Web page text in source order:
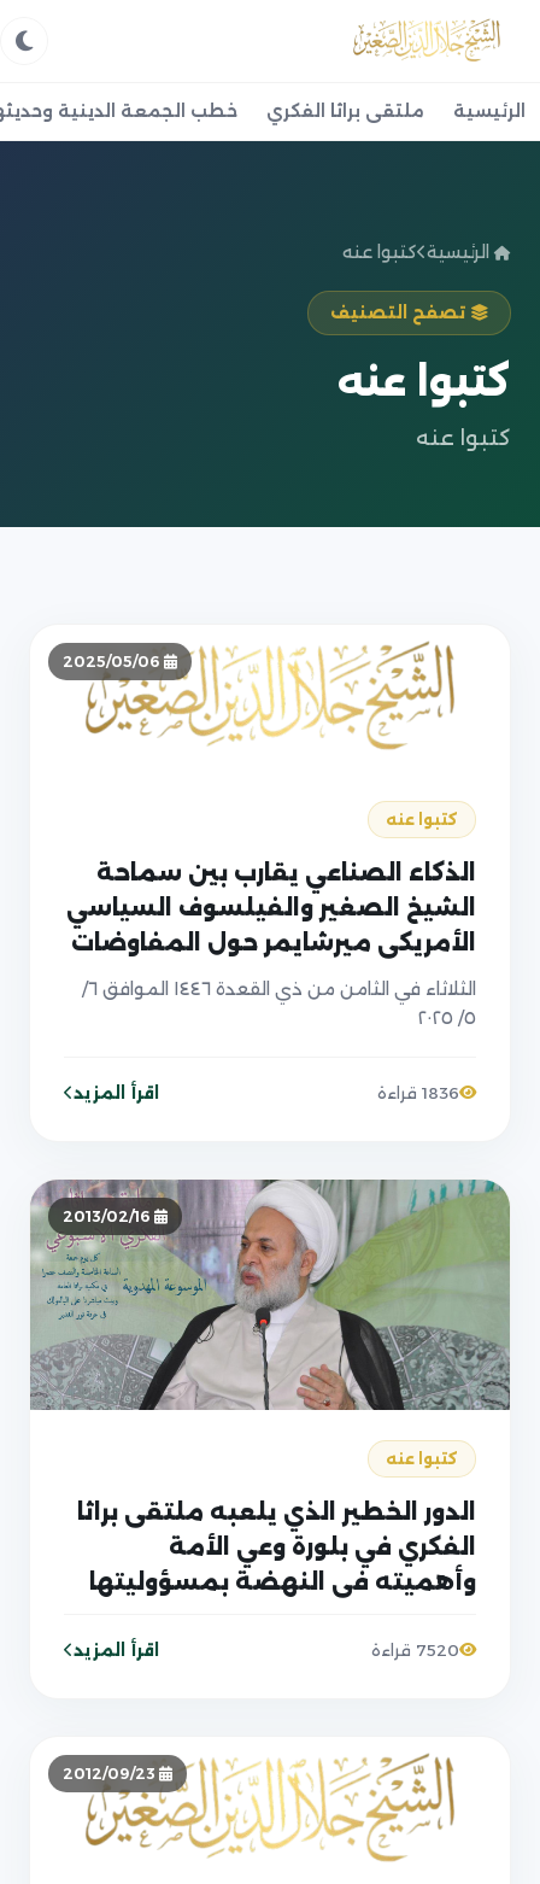
الرئيسية ملتقى براثا الفكري خطب الجمعة الدينية
الرئيسية كتبوا عنه
تصفح التصنيف
كتبوا عنه
كتبوا عنه
كتبوا عنه
الذكاء الصناعي يقارب بين سماحة
الشيخ الصغير والفيلسوف السياسي
الأمريكي ميرشايمر حول المفاوضات
بين امريكا وايران
الثلاثاء في الثامن من ذي القعدة ١٤٤٦ الموافق ٦/
٥/ ٢٠٢٥
1836 قراءة اقرأ المزيد
كتبوا عنه
الدور الخطير الذي يلعبه ملتقى براثا
الفكري في بلورة وعي الأمة
وأهميته في النهضة بمسؤوليتها
7520 قراءة اقرأ المزيد